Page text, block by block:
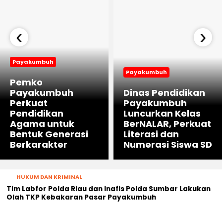
Payakumbuh
Pemko
Payakumbuh
Perkuat
Pendidikan
Agama untuk
Bentuk Generasi
Berkarakter
Payakumbuh
Dinas Pendidikan
Payakumbuh
Luncurkan Kelas
BerNALAR, Perkuat
Literasi dan
Numerasi Siswa SD
‹ ›
HUKUM DAN KRIMINAL
Tim Labfor Polda Riau dan Inafis Polda Sumbar Lakukan
Olah TKP Kebakaran Pasar Payakumbuh